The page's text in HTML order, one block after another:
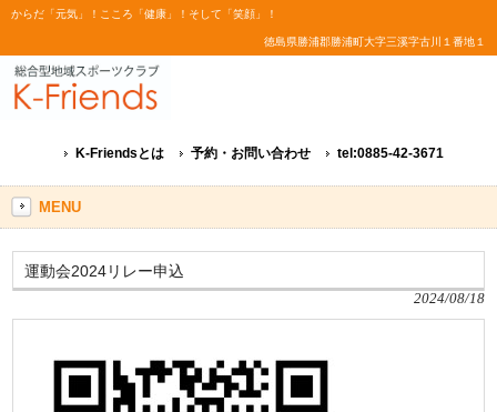
からだ「元気」！こころ「健康」！そして「笑顔」！
徳島県勝浦郡勝浦町大字三溪字古川１番地１
K-Friendsとは 予約・お問い合わせ tel:0885-42-3671
MENU
運動会2024リレー申込
2024/08/18